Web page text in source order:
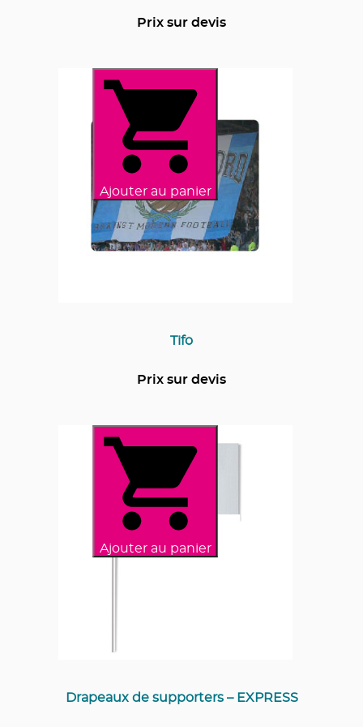
Prix sur devis
Ajouter au panier
Tifo
Prix sur devis
Ajouter au panier
Drapeaux de supporters – EXPRESS